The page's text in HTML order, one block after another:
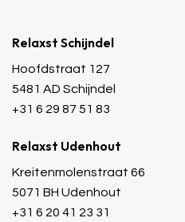
Relaxst Schijndel
Hoofdstraat 127
5481 AD Schijndel
+31 6 29 87 51 83
Relaxst Udenhout
Kreitenmolenstraat 66
5071 BH Udenhout
+31 6 20 41 23 31